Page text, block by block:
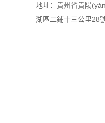
地址：貴州省貴陽
湖區二鋪十三公里28